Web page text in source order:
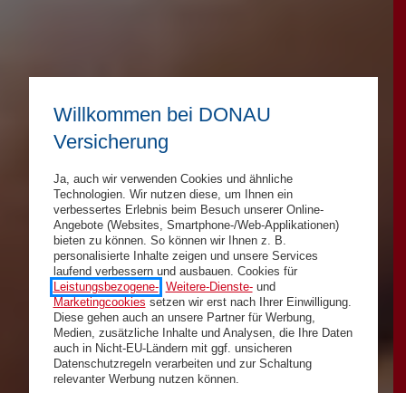
Willkommen bei DONAU
Versicherung
Ja, auch wir verwenden Cookies und ähnliche
Technologien. Wir nutzen diese, um Ihnen ein
verbessertes Erlebnis beim Besuch unserer Online-
Angebote (Websites, Smartphone-/Web-Applikationen)
bieten zu können. So können wir Ihnen z. B.
personalisierte Inhalte zeigen und unsere Services
laufend verbessern und ausbauen. Cookies für
Leistungsbezogene-, Weitere-Dienste-und
Marketingcookies setzen wir erst nach Ihrer Einwilligung.
Diese gehen auch an unsere Partner für Werbung,
Medien, zusätzliche Inhalte und Analysen, die Ihre Daten
auch in Nicht-EU-Ländern mit ggf. unsicheren
Datenschutzregeln verarbeiten und zur Schaltung
relevanter Werbung nutzen können.